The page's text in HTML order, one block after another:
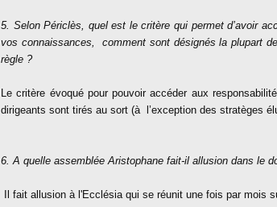
5. Selon Périclès, quel est le critère qui permet d’avoir
vos connaissances,
comment sont désignés la plupart
règle ?
Le critère évoqué pour pouvoir accéder aux
dirigeants sont tirés au sort (à
l’exception des stratèges
6. A quelle assemblée Aristophane fait-il allusion dans le
Il fait allusion à l'Ecclésia qui se réunit une fois par mois